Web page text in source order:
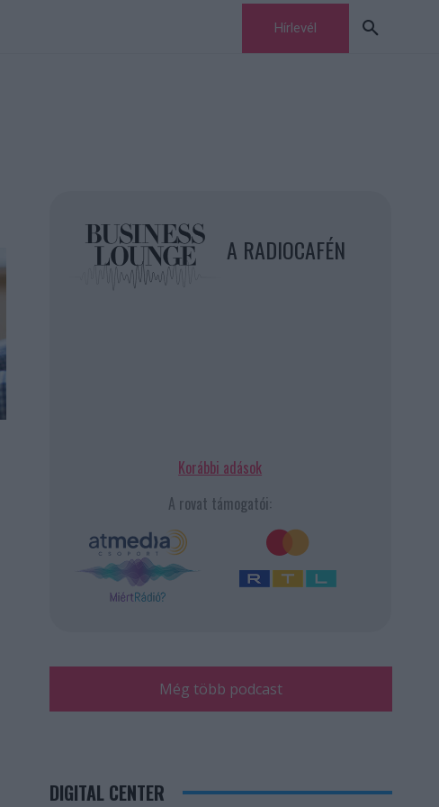
Hírlevél
A RADIOCAFÉN
Korábbi adások
A rovat támogatói:
Még több podcast
DIGITAL CENTER